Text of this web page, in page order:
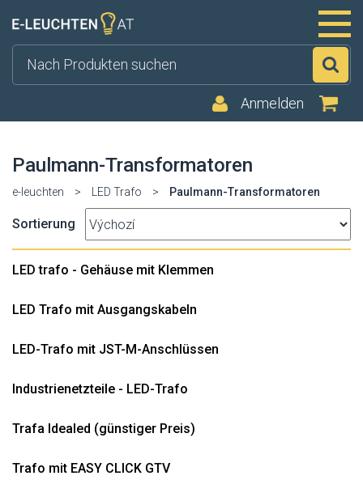
Anmelden
Paulmann-Transformatoren
e-leuchten > LED Trafo > Paulmann-Transformatoren
Sortierung
LED trafo - Gehäuse mit Klemmen
LED Trafo mit Ausgangskabeln
LED-Trafo mit JST-M-Anschlüssen
Industrienetzteile - LED-Trafo
Trafa Idealed (günstiger Preis)
Trafo mit EASY CLICK GTV